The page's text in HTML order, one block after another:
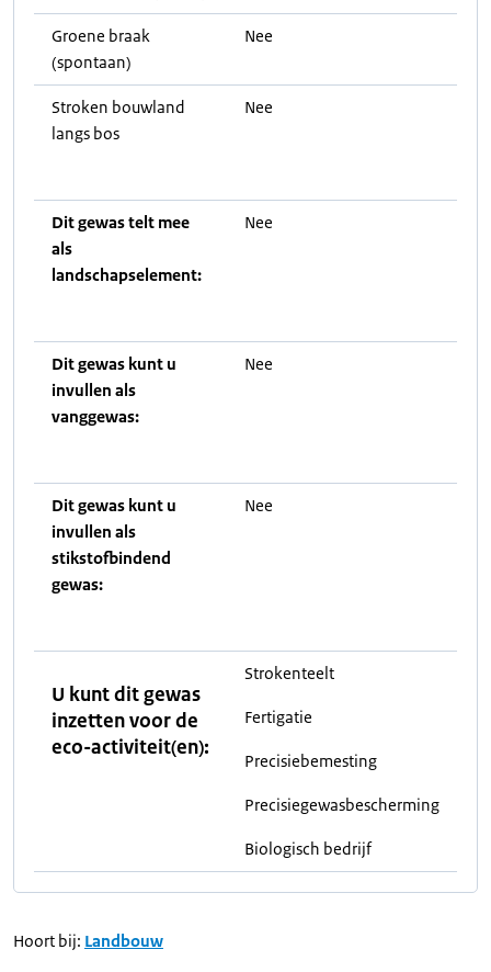
Groene braak
(spontaan)
Nee
Stroken bouwland
langs bos
Nee
Dit gewas telt mee
als
landschapselement:
Nee
Dit gewas kunt u
invullen als
vanggewas:
Nee
Dit gewas kunt u
invullen als
stikstofbindend
gewas:
Nee
U kunt dit gewas
inzetten voor de
eco-activiteit(en):
Strokenteelt
Fertigatie
Precisiebemesting
Precisiegewasbescherming
Biologisch bedrijf
Hoort bij: Landbouw